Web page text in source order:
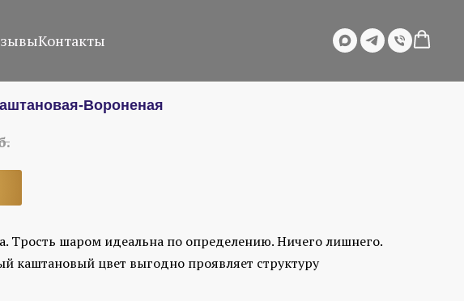
Контакты
Вороненая
Трость шаром идеальна по определению. Ничего лишнего.
каштановый цвет выгодно проявляет структуру